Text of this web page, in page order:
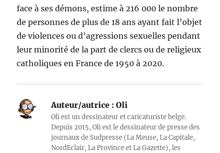
face à ses démons, estime à 216 000 le nombre
de personnes de plus de 18 ans ayant fait l’objet
de violences ou d’agressions sexuelles pendant
leur minorité de la part de clercs ou de religieux
catholiques en France de 1950 à 2020.
Auteur/autrice : Oli
Oli est un dessinateur et caricaturiste belge.
Depuis 2015, Oli est le dessinateur de presse des
journaux de Sudpresse (La Meuse, La Capitale,
NordEclair, La Province et La Gazette), les